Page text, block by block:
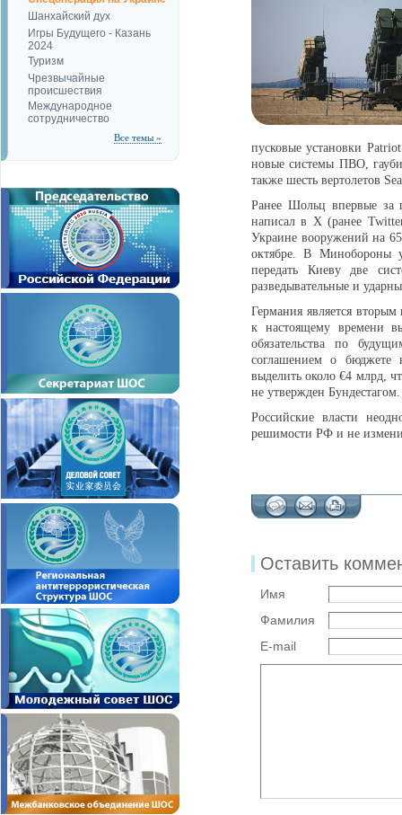
Шанхайский дух
Игры Будущего - Казань
2024
Туризм
Чрезвычайные
происшествия
Международное
сотрудничество
Все темы »
пусковые установки
новые системы ПВО,
также шесть вертолетов
Ранее Шольц впервые за
написал в X (ранее
Украине вооружений на
октябре. В Минобороны
передать Киеву две
разведывательные и
Германия является
к настоящему времени
обязательства по
соглашением о
выделить около €4 млрд,
не утвержден Бундестагом.
Российские власти
решимости РФ и не
Оставить
Имя
Фамилия
E-mail